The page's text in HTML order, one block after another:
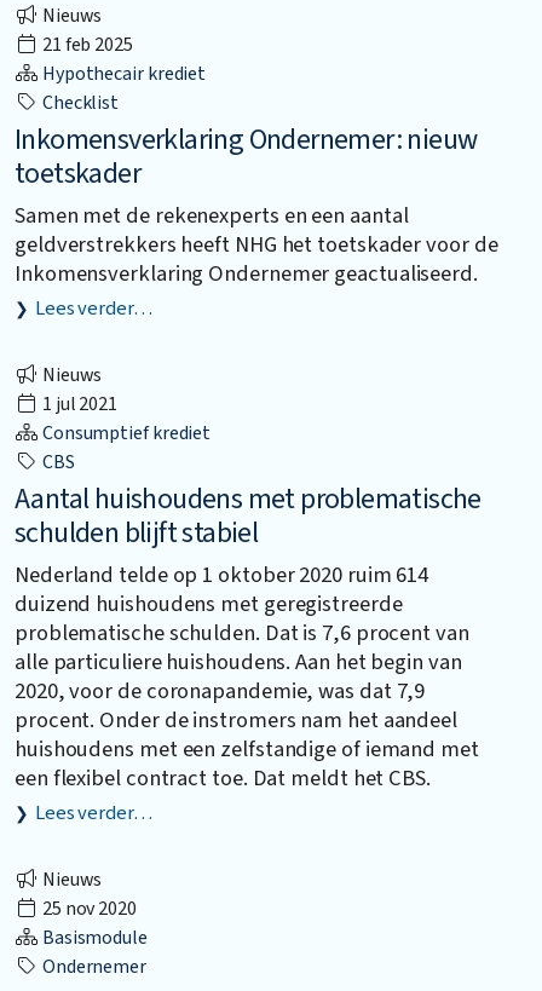
Nieuws
21 feb 2025
Hypothecair krediet
Checklist
Inkomensverklaring Ondernemer: nieuw
toetskader
Samen met de rekenexperts en een aantal
geldverstrekkers heeft NHG het toetskader voor de
Inkomensverklaring Ondernemer geactualiseerd.
Lees verder…
Nieuws
1 jul 2021
Consumptief krediet
CBS
Aantal huishoudens met problematische
schulden blijft stabiel
Nederland telde op 1 oktober 2020 ruim 614
duizend huishoudens met geregistreerde
problematische schulden. Dat is 7,6 procent van
alle particuliere huishoudens. Aan het begin van
2020, voor de coronapandemie, was dat 7,9
procent. Onder de instromers nam het aandeel
huishoudens met een zelfstandige of iemand met
een flexibel contract toe. Dat meldt het CBS.
Lees verder…
Nieuws
25 nov 2020
Basismodule
Ondernemer